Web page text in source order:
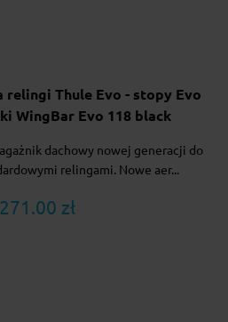
relingi Thule Evo - stopy Evo
WingBar Evo 118 black
dachowy nowej generacji do
relingami. Nowe aer...
zł